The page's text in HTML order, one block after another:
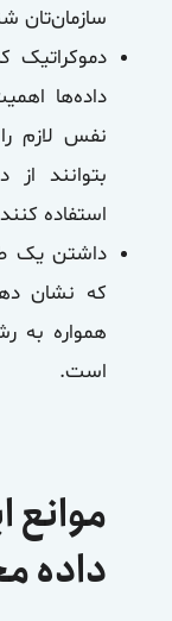
سازمان‌تان
دموکراتیک
داده‌ها
نفس لازم
بتوانند
استفاده
داشتن یک
که نشان
همواره به
است.
موانع
داده